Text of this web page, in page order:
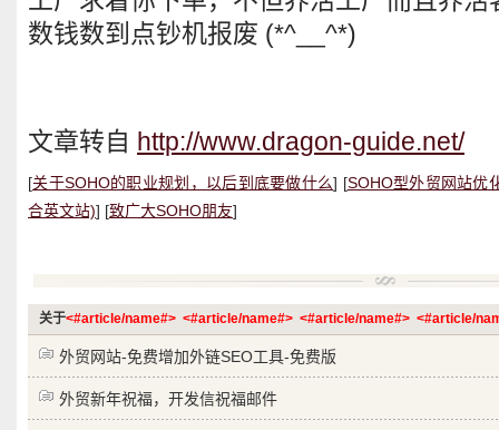
数钱数到点钞机报废 (*^__^*)
文章转自 http://www.dragon-guide.net/
[关于SOHO的职业规划，以后到底要做什么] [SOHO型外贸网站优
合英文站)] [致广大SOHO朋友]
关于<#article/name#> <#article/name#> <#article/name#> <#article/
外贸网站-免费增加外链SEO工具-免费版
外贸新年祝福，开发信祝福邮件